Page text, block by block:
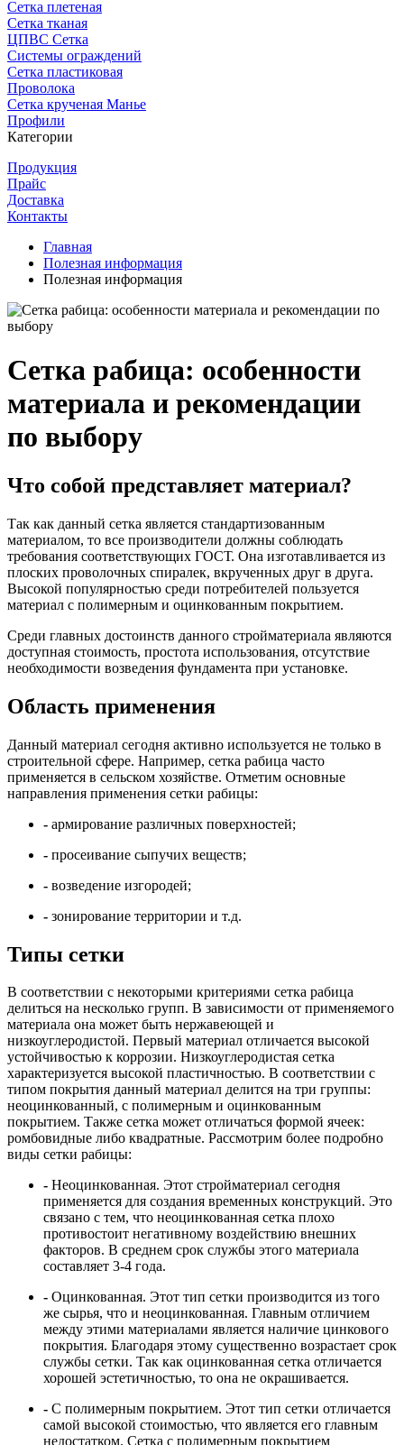
Сетка плетеная
Сетка тканая
ЦПВС Сетка
Системы ограждений
Сетка пластиковая
Проволока
Сетка крученая Манье
Профили
Категории
Продукция
Прайс
Доставка
Контакты
Главная
Полезная информация
Полезная информация
Сетка рабица: особенности
материала и рекомендации
по выбору
Что собой представляет материал?
Так как данный сетка является стандартизованным
материалом, то все производители должны соблюдать
требования соответствующих ГОСТ. Она изготавливается из
плоских проволочных спиралек, вкрученных друг в друга.
Высокой популярностью среди потребителей пользуется
материал с полимерным и оцинкованным покрытием.
Среди главных достоинств данного стройматериала являются
доступная стоимость, простота использования, отсутствие
необходимости возведения фундамента при установке.
Область применения
Данный материал сегодня активно используется не только в
строительной сфере. Например, сетка рабица часто
применяется в сельском хозяйстве. Отметим основные
направления применения сетки рабицы:
- армирование различных поверхностей;
- просеивание сыпучих веществ;
- возведение изгородей;
- зонирование территории и т.д.
Типы сетки
В соответствии с некоторыми критериями сетка рабица
делиться на несколько групп. В зависимости от применяемого
материала она может быть нержавеющей и
низкоуглеродистой. Первый материал отличается высокой
устойчивостью к коррозии. Низкоуглеродистая сетка
характеризуется высокой пластичностью. В соответствии с
типом покрытия данный материал делится на три группы:
неоцинкованный, с полимерным и оцинкованным
покрытием. Также сетка может отличаться формой ячеек:
ромбовидные либо квадратные. Рассмотрим более подробно
виды сетки рабицы:
- Неоцинкованная. Этот стройматериал сегодня
применяется для создания временных конструкций. Это
связано с тем, что неоцинкованная сетка плохо
противостоит негативному воздействию внешних
факторов. В среднем срок службы этого материала
составляет 3-4 года.
- Оцинкованная. Этот тип сетки производится из того
же сырья, что и неоцинкованная. Главным отличием
между этими материалами является наличие цинкового
покрытия. Благодаря этому существенно возрастает срок
службы сетки. Так как оцинкованная сетка отличается
хорошей эстетичностью, то она не окрашивается.
- С полимерным покрытием. Этот тип сетки отличается
самой высокой стоимостью, что является его главным
недостатком. Сетка с полимерным покрытием